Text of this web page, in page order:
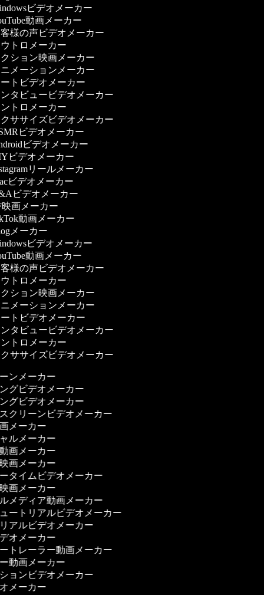
ビデオメーカー
動画メーカー
様の声ビデオメーカー
トロメーカー
ション映画メーカー
メーションメーカー
トビデオメーカー
タビュービデオメーカー
トロメーカー
ササイズビデオメーカー
ビデオメーカー
ビデオメーカー
ビデオメーカー
リールメーカー
ビデオメーカー
ビデオメーカー
画メーカー
動画メーカー
メーカー
ビデオメーカー
動画メーカー
様の声ビデオメーカー
トロメーカー
ション映画メーカー
メーションメーカー
トビデオメーカー
タビュービデオメーカー
トロメーカー
ササイズビデオメーカー
ンメーカー
グビデオメーカー
グビデオメーカー
スクリーンビデオメーカー
メーカー
ルメーカー
画メーカー
画メーカー
ータイムビデオメーカー
画メーカー
ルメディア動画メーカー
ュートリアルビデオメーカー
リアルビデオメーカー
オメーカー
ートレーラー動画メーカー
動画メーカー
ションビデオメーカー
メーカー